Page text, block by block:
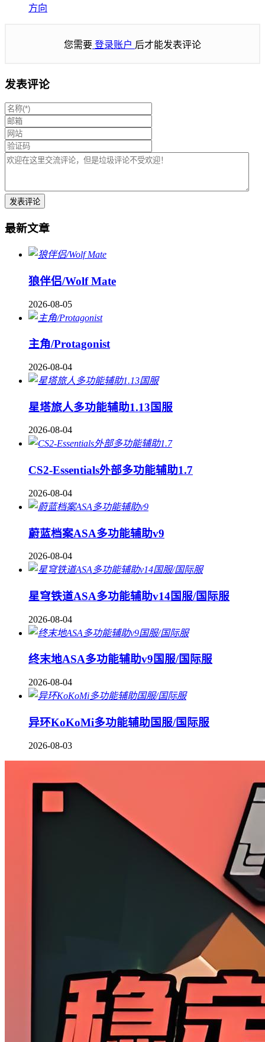
方向
您需要 登录账户 后才能发表评论
发表评论
最新文章
狼伴侣/Wolf Mate
2026-08-05
主角/Protagonist
2026-08-04
星塔旅人多功能辅助1.13国服
2026-08-04
CS2-Essentials外部多功能辅助1.7
2026-08-04
蔚蓝档案ASA多功能辅助v9
2026-08-04
星穹铁道ASA多功能辅助v14国服/国际服
2026-08-04
终末地ASA多功能辅助v9国服/国际服
2026-08-04
异环KoKoMi多功能辅助国服/国际服
2026-08-03